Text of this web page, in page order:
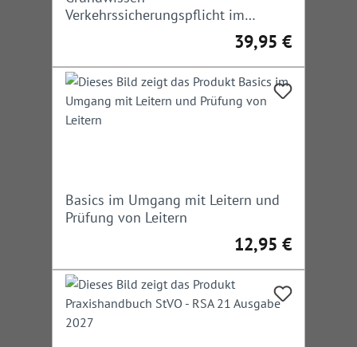
Verkehrssicherungspflicht im
Regulärer Preis:
39,95 €
Basics im Umgang mit Leitern und
Prüfung von Leitern
Regulärer Preis:
12,95 €